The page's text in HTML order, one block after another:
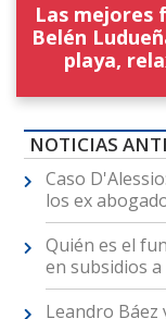
Las mejores
Belén
playa,
NOTICIAS
Caso
los ex
Quién es el
en subsidios
Leandro